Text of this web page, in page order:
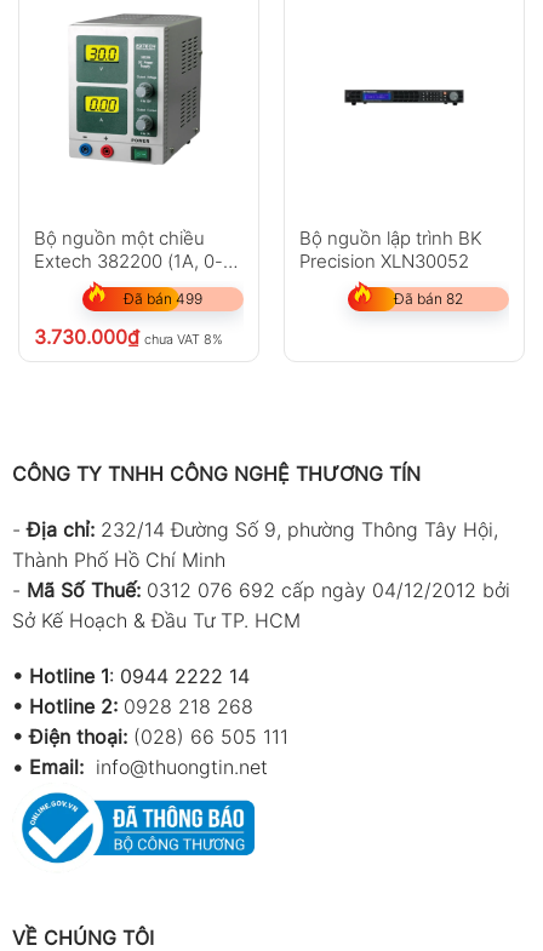
Bộ nguồn một chiều
Extech 382200 (1A, 0-
Đã bán 499
3.730.000₫ chưa VAT 8%
Bộ nguồn lập trình BK
Precision XLN30052
Đã bán 82
CÔNG TY TNHH CÔNG NGHỆ THƯƠNG TÍN
-Địa chỉ: 232/14 Đường Số 9, phường Thông Tây Hội,
Thành Phố Hồ Chí Minh
- Mã Số Thuế: 0312 076 692 cấp ngày 04/12/2012 bởi
Sở Kế Hoạch & Đầu Tư TP. HCM
• Hotline 1: 0944 2222 14
• Hotline 2: 0928 218 268
• Điện thoại: (028) 66 505 111
• Email: info@thuongtin.net
VỀ CHÚNG TÔI